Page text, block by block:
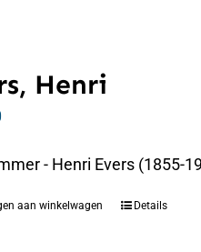
Henri
- Henri Evers (1855-
aan winkelwagen Details